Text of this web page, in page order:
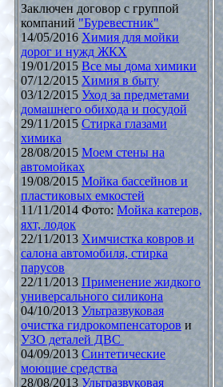
Заключен договор с группой
компаний "Буревестник"
14/05/2016 Химия для мойки
дорог и нужд ЖКХ
19/01/2015
Все мы дома химики
07/12/2015 Химия в быту
03/12/2015 Уход за предметами
домашнего обихода и посудой
29/11/2015 Стирка глазами
химика
28/08/2015 Моем стены на
автомойках
19/08/2015 Мойка бассейнов и
пластиковых емкостей
11/11/2014 Фото: Мойка катеров,
яхт, лодок
22/11/2013 Химчистка ковров и
салона автомобиля, стирка
парусов
22/11/2013 Применение жидкого
универсального силикона
04/10/2013 Ультразвуковая
очистка гидрокомпенсаторов и
УЗО деталей ДВС
04/09/2013 Синтетические
моющие средства
28/08/2013 Ультразвуковая